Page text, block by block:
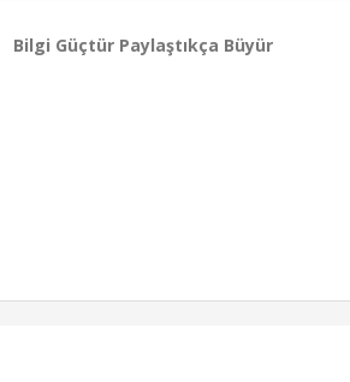
Bilgi Güçtür Paylaştıkça Büyür